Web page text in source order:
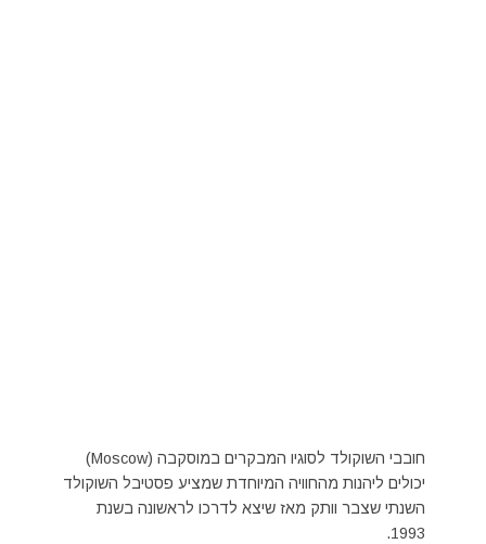
חובבי השוקולד לסוגיו המבקרים במוסקבה (Moscow)
יכולים ליהנות מהחוויה המיוחדת שמציע פסטיבל השוקולד
השנתי שצבר וותק מאז שיצא לדרכו לראשונה בשנת
1993.